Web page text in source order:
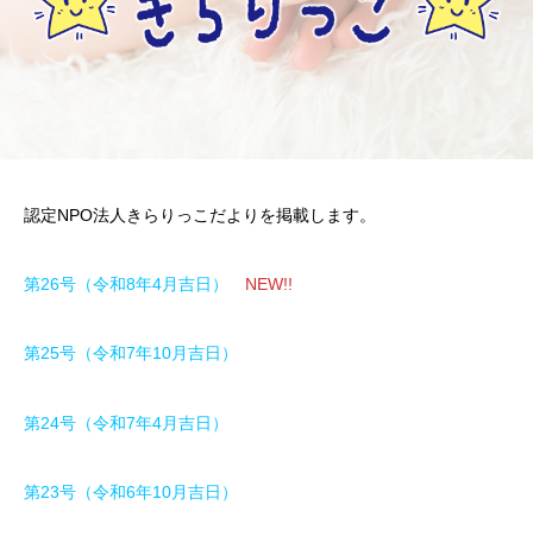
認定NPO法人きらりっこだよりを掲載します。
第26号（令和8年4月吉日） NEW!!
第25号（令和7年10月吉日）
第24号（令和7年4月吉日）
第23号（令和6年10月吉日）